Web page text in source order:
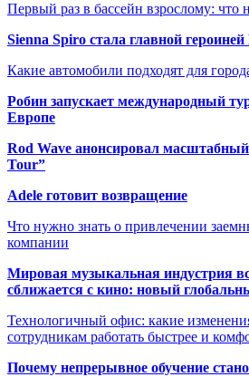
Первый раз в бассейн взрослому: что
Sienna Spiro стала главной
Какие автомобили подходят для
Робин запускает международный
Европе
Rod Wave анонсировал
Tour”
Adele готовит возвращение
Что нужно знать о привлечении
компании
Мировая музыкальная индустрия
сближается с кино: новый
Технологичный офис: какие
сотрудникам работать быстрее и
Почему непрерывное обучение